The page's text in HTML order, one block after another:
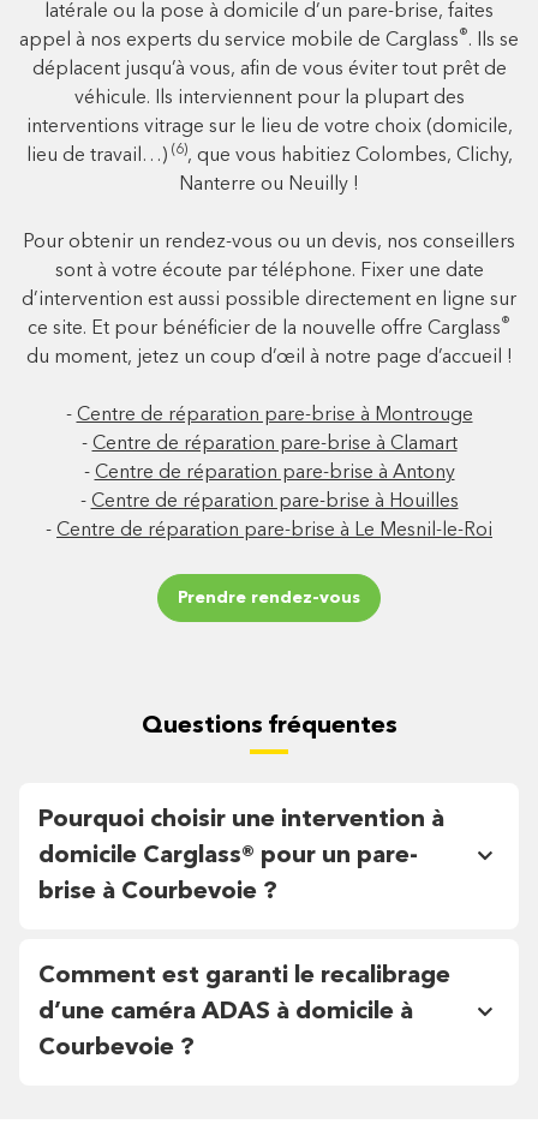
latérale ou la pose à domicile d’un pare-brise, faites
appel à nos experts du service mobile de Carglass®. Ils se
déplacent jusqu’à vous, afin de vous éviter tout prêt de
véhicule. Ils interviennent pour la plupart des
interventions vitrage sur le lieu de votre choix (domicile,
lieu de travail…) (6), que vous habitiez Colombes, Clichy,
Nanterre ou Neuilly !
Pour obtenir un rendez-vous ou un devis, nos conseillers
sont à votre écoute par téléphone. Fixer une date
d’intervention est aussi possible directement en ligne sur
ce site. Et pour bénéficier de la nouvelle offre Carglass®
du moment, jetez un coup d’œil à notre page d’accueil !
- Centre de réparation pare-brise à Montrouge
- Centre de réparation pare-brise à Clamart
- Centre de réparation pare-brise à Antony
- Centre de réparation pare-brise à Houilles
- Centre de réparation pare-brise à Le Mesnil-le-Roi
Prendre rendez-vous
Questions fréquentes
Pourquoi choisir une intervention à
domicile Carglass® pour un pare-
brise à Courbevoie ?
Comment est garanti le recalibrage
d’une caméra ADAS à domicile à
Courbevoie ?